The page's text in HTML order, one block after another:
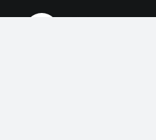
enfilat.coop